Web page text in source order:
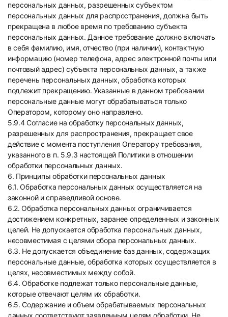
персональных данных, разрешенных субъектом
персональных данных для распространения, должна быть
прекращена в любое время по требованию субъекта
персональных данных. Данное требование должно включать
в себя фамилию, имя, отчество (при наличии), контактную
информацию (номер телефона, адрес электронной почты или
почтовый адрес) субъекта персональных данных, а также
перечень персональных данных, обработка которых
подлежит прекращению. Указанные в данном требовании
персональные данные могут обрабатываться только
Оператором, которому оно направлено.
5.9.4 Согласие на обработку персональных данных,
разрешенных для распространения, прекращает свое
действие с момента поступления Оператору требования,
указанного в п. 5.9.3 настоящей Политики в отношении
обработки персональных данных.
6. Принципы обработки персональных данных
6.1. Обработка персональных данных осуществляется на
законной и справедливой основе.
6.2. Обработка персональных данных ограничивается
достижением конкретных, заранее определенных и законных
целей. Не допускается обработка персональных данных,
несовместимая с целями сбора персональных данных.
6.3. Не допускается объединение баз данных, содержащих
персональные данные, обработка которых осуществляется в
целях, несовместимых между собой.
6.4. Обработке подлежат только персональные данные,
которые отвечают целям их обработки.
6.5. Содержание и объем обрабатываемых персональных
данных соответствуют заявленным целям обработки. Не